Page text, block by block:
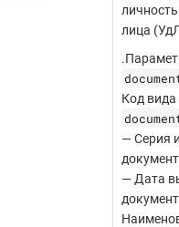
лица
Код вида
— Серия
— Дата